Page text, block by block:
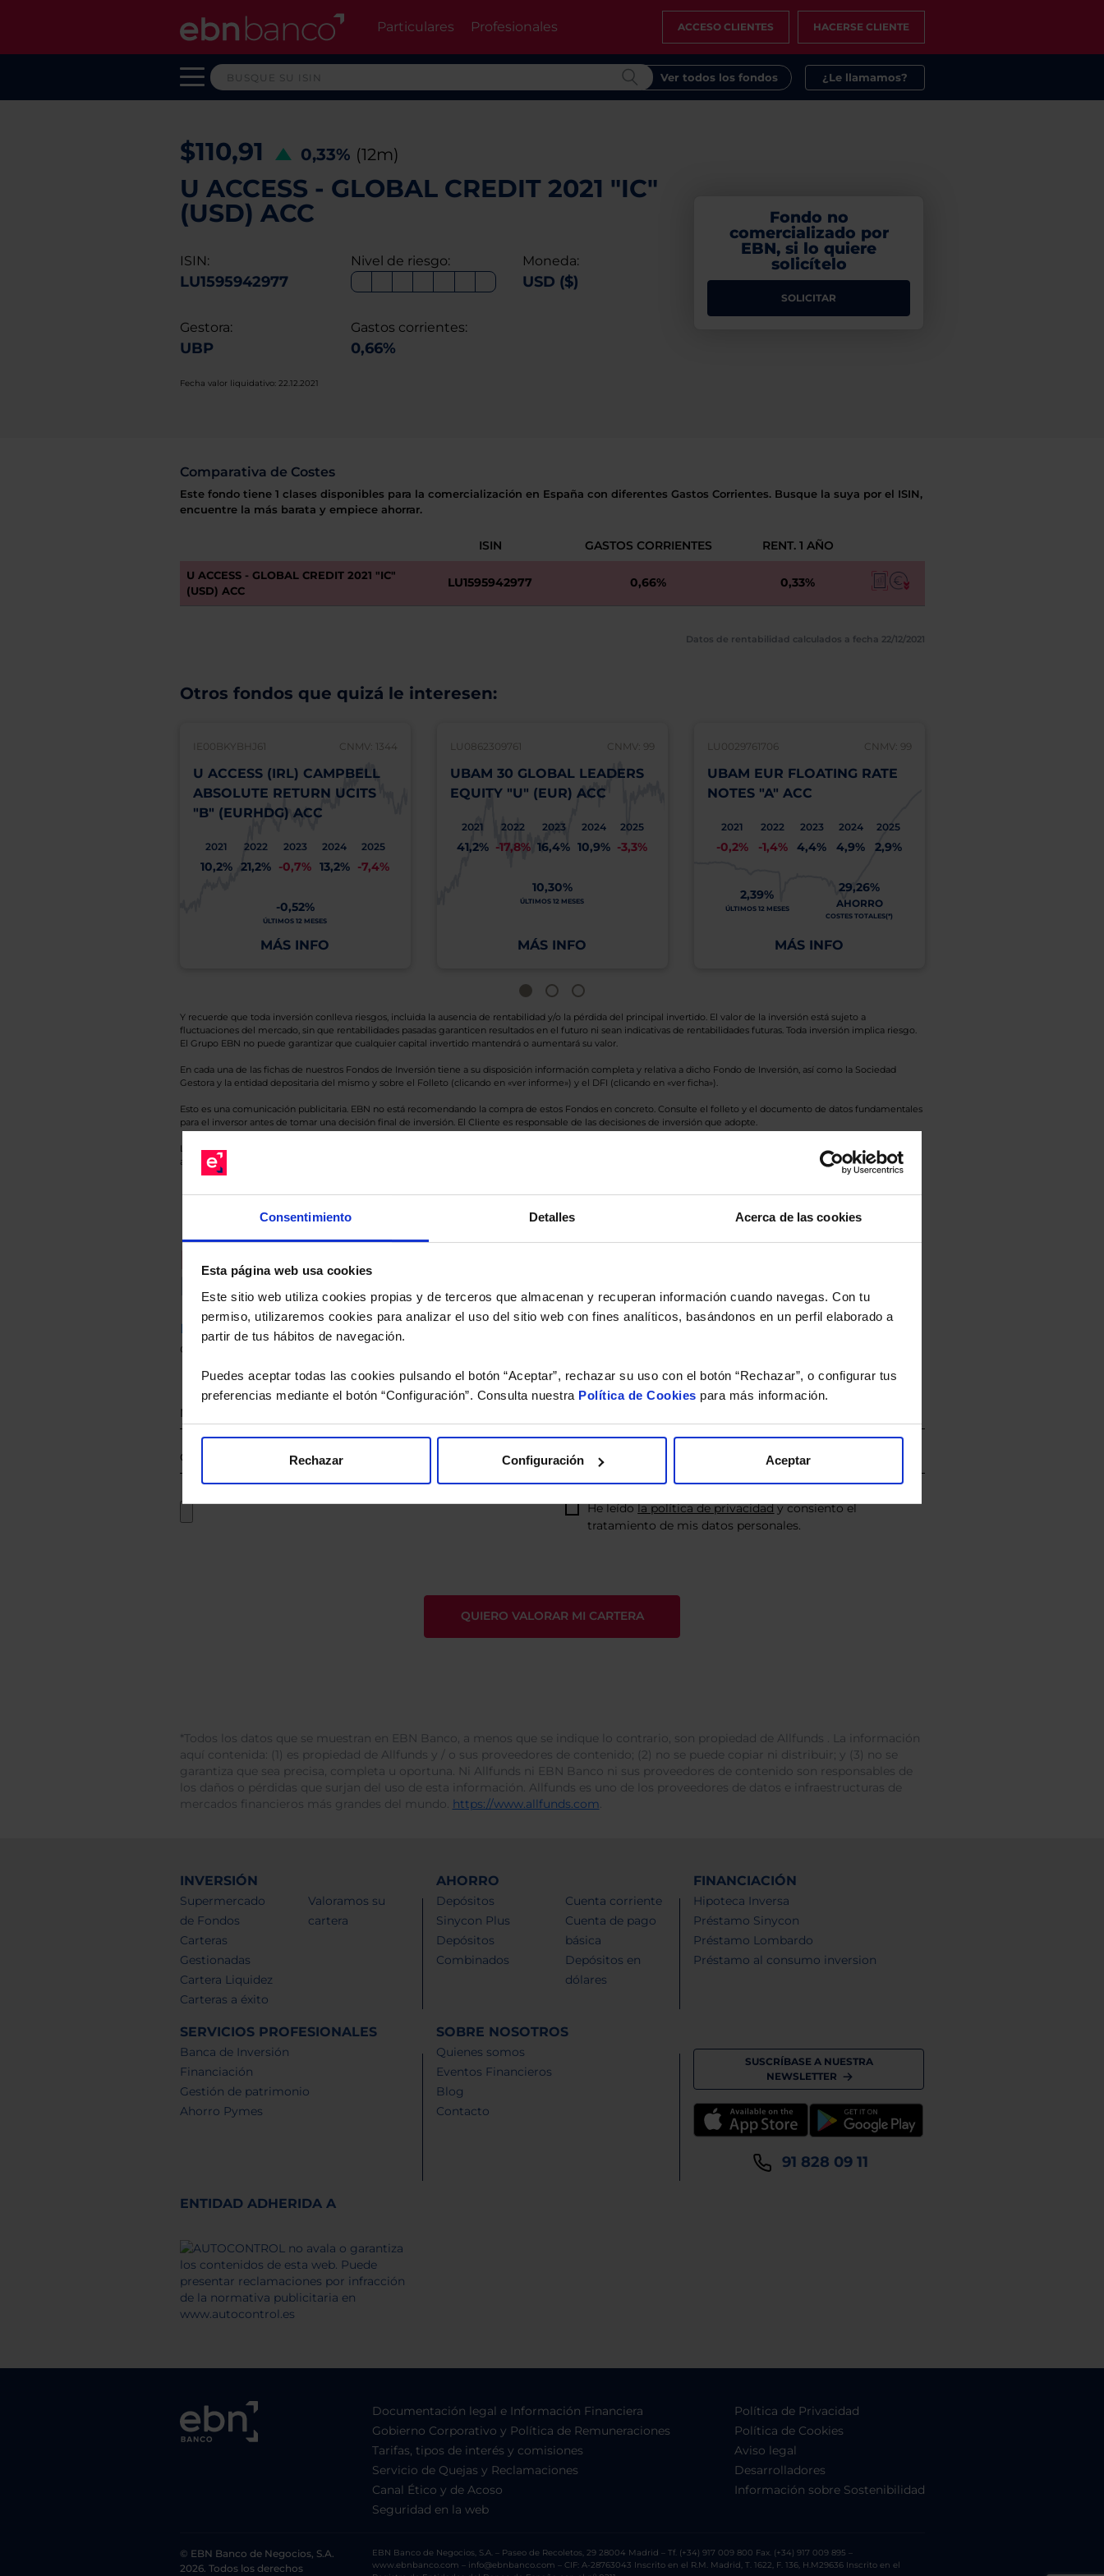
Consentimiento Detalles Acerca de las cookies
Esta página web usa cookies
Este sitio web utiliza cookies propias y de terceros que almacenan y recuperan información cuando navegas. Con tu
permiso, utilizaremos cookies para analizar el uso del sitio web con fines analíticos, basándonos en un perfil elaborado a
partir de tus hábitos de navegación.
Puedes aceptar todas las cookies pulsando el botón “Aceptar”, rechazar su uso con el botón “Rechazar”, o configurar tus
preferencias mediante el botón “Configuración”. Consulta nuestra Política de Cookies para más información.
Rechazar Configuración Aceptar
Particulares Profesionales ACCESO CLIENTES HACERSE CLIENTE
Ver todos los fondos ¿Le llamamos?
$110,91 0,33% (12m)
U ACCESS - GLOBAL CREDIT 2021 "IC"
(USD) ACC
ISIN:
LU1595942977
Nivel de riesgo: Moneda:
USD ($)
Gestora:
UBP
Gastos corrientes:
0,66%
Fecha valor liquidativo: 22.12.2021
Fondo no
comercializado por
EBN, si lo quiere
solicítelo
SOLICITAR
Comparativa de Costes
Este fondo tiene 1 clases disponibles para la comercialización en España con diferentes Gastos Corrientes. Busque la suya por el ISIN,
encuentre la más barata y empiece ahorrar.
ISIN GASTOS CORRIENTES RENT. 1 AÑO
U ACCESS - GLOBAL CREDIT 2021 "IC"
(USD) ACC
LU1595942977 0,66% 0,33%
Datos de rentabilidad calculados a fecha 22/12/2021
Otros fondos que quizá le interesen:
IE00BKYBHJ61 CNMV: 1344
U ACCESS (IRL) CAMPBELL
ABSOLUTE RETURN UCITS
"B" (EURHDG) ACC
2021
10,2%
2022
21,2%
2023
-0,7%
2024
13,2%
2025
-7,4%
-0,52%
ÚLTIMOS 12 MESES
MÁS INFO
LU0862309761 CNMV: 99
UBAM 30 GLOBAL LEADERS
EQUITY "U" (EUR) ACC
2021
41,2%
2022
-17,8%
2023
16,4%
2024
10,9%
2025
-3,3%
10,30%
ÚLTIMOS 12 MESES
MÁS INFO
LU0029761706 CNMV: 99
UBAM EUR FLOATING RATE
NOTES "A" ACC
2021
-0,2%
2022
-1,4%
2023
4,4%
2024
4,9%
2025
2,9%
2,39%
ÚLTIMOS 12 MESES
29,26%
AHORRO
COSTES TOTALES(*)
MÁS INFO
Y recuerde que toda inversión conlleva riesgos, incluida la ausencia de rentabilidad y/o la pérdida del principal invertido. El valor de la inversión está sujeto a
fluctuaciones del mercado, sin que rentabilidades pasadas garanticen resultados en el futuro ni sean indicativas de rentabilidades futuras. Toda inversión implica riesgo.
El Grupo EBN no puede garantizar que cualquier capital invertido mantendrá o aumentará su valor.
En cada una de las fichas de nuestros Fondos de Inversión tiene a su disposición información completa y relativa a dicho Fondo de Inversión, así como la Sociedad
Gestora y la entidad depositaria del mismo y sobre el Folleto (clicando en «ver informe») y el DFI (clicando en «ver ficha»).
Esto es una comunicación publicitaria. EBN no está recomendando la compra de estos Fondos en concreto. Consulte el folleto y el documento de datos fundamentales
para el inversor antes de tomar una decisión final de inversión. El Cliente es responsable de las decisiones de inversión que adopte.
Los datos de rentabilidad mostrados hacen referencia a los Valores Liquidativos del Fondo al cierre de la última sesión, y se calculan de Valor Liquidativo de la sesión
anterior a Valor Liquidativo actual con reinversión de dividendos si el fondo es de reparto. Todas las rentabilidades mostradas están en la divisa Euro.
Recomendado.
Le hacemos un estudio gratuito de su cartera.
Descárguese el archivo
e indíquenos los ISINs de sus Fondos y nuestros expertos le enviarán un estudio gratuito
de sus alternativas de Clases Limpias con las que podrá ahorrar en sus costes.
He leídola política de privacidady consiento el
tratamiento de mis datos personales.
*Todos los datos que se muestran en EBN Banco, a menos que se indique lo contrario, son propiedad de Allfunds . La información
aquí contenida: (1) es propiedad de Allfunds y / o sus proveedores de contenido; (2) no se puede copiar ni distribuir; y (3) no se
garantiza que sea precisa, completa u oportuna. Ni Allfunds ni EBN Banco ni sus proveedores de contenido son responsables de
los daños o pérdidas que surjan del uso de esta información. Allfunds es uno de los proveedores de datos e infraestructuras de
mercados financieros más grandes del mundo. https://www.allfunds.com.
INVERSIÓN
Supermercado
de Fondos
Carteras
Gestionadas
Cartera Liquidez
Carteras a éxito
Valoramos su
cartera
AHORRO
Depósitos
Sinycon Plus
Depósitos
Combinados
Cuenta corriente
Cuenta de pago
básica
Depósitos en
dólares
FINANCIACIÓN
Hipoteca Inversa
Préstamo Sinycon
Préstamo Lombardo
Préstamo al consumo inversion
SERVICIOS PROFESIONALES
Banca de Inversión
Financiación
Gestión de patrimonio
Ahorro Pymes
SOBRE NOSOTROS
Quienes somos
Eventos Financieros
Blog
Contacto
SUSCRÍBASE A NUESTRA
NEWSLETTER
91 828 09 11
ENTIDAD ADHERIDA A
Documentación legal e Información Financiera
Gobierno Corporativo y Política de Remuneraciones
Tarifas, tipos de interés y comisiones
Servicio de Quejas y Reclamaciones
Canal Ético y de Acoso
Seguridad en la web
Política de Privacidad
Política de Cookies
Aviso legal
Desarrolladores
Información sobre Sostenibilidad
© EBN Banco de Negocios, S.A.
2026. Todos los derechos
EBN Banco de Negocios, S.A. – Paseo de Recoletos, 29 28004 Madrid – Tf. (+34) 917 009 800 Fax. (+34) 917 009 895 –
www.ebnbanco.com – info@ebnbanco.com – CIF: A-28763043 Inscrito en el R.M. Madrid, T. 1622, F. 136, H.M29636 Inscrito en el